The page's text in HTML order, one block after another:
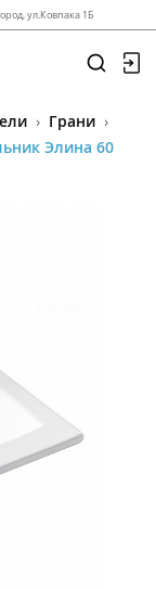
ул.Ковпака 1Б
› Грани ›
Элина 60